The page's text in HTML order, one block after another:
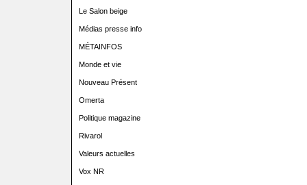
Le Salon beige
Médias presse info
MÉTAINFOS
Monde et vie
Nouveau Présent
Omerta
Politique magazine
Rivarol
Valeurs actuelles
Vox NR